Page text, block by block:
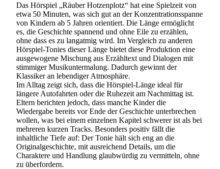
Das Hörspiel „Räuber Hotzenplotz“ hat eine Spielzeit von
etwa 50 Minuten, was sich gut an der Konzentrationsspanne
von Kindern ab 5 Jahren orientiert. Die Länge ermöglicht
es, die Geschichte spannend und ohne Eile zu erzählen,
ohne dass es zu langatmig wird. Im Vergleich zu anderen
Hörspiel-Tonies dieser Länge bietet diese Produktion eine
ausgewogene Mischung aus Erzähltext und Dialogen mit
stimmiger Musikuntermalung. Dadurch gewinnt der
Klassiker an lebendiger Atmosphäre.
Im Alltag zeigt sich, dass die Hörspiel-Länge ideal für
längere Autofahrten oder die Ruhezeit am Nachmittag ist.
Eltern berichten jedoch, dass manche Kinder die
Wiedergabe bereits vor Ende der Geschichte unterbrechen
wollen, was bei einem einzelnen Kapitel schwerer ist als bei
mehreren kurzen Tracks. Besonders positiv fällt die
inhaltliche Tiefe auf: Der Tonie hält sich eng an die
Originalgeschichte, mit ausreichend Details, um die
Charaktere und Handlung glaubwürdig zu vermitteln, ohne
zu überfordern.